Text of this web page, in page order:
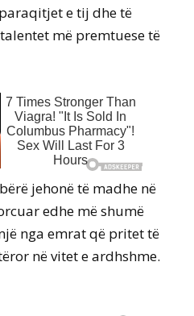
e tij dhe të
më premtuese të
jehonë të madhe në
edhe më shumë
nga emrat që pritet të
në vitet e ardhshme.